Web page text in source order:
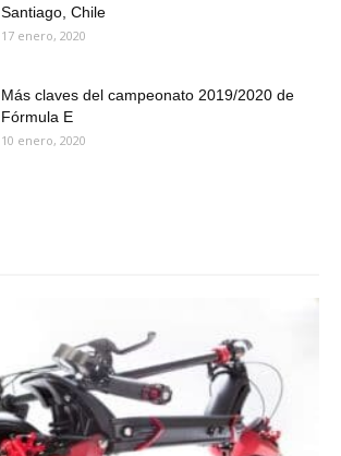
Santiago, Chile
17 enero, 2020
Más claves del campeonato 2019/2020 de
Fórmula E
10 enero, 2020